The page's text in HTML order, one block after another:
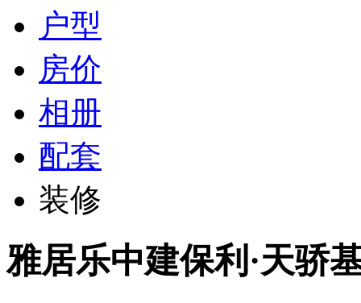
户型
房价
相册
配套
装修
雅居乐中建保利·天骄